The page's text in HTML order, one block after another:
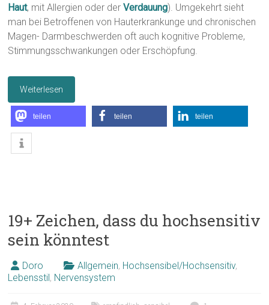
Haut, mit Allergien oder derVerdauung). Umgekehrt sieht
man bei Betroffenen von Hauterkrankunge und chronischen
Magen- Darmbeschwerden oft auch kognitive Probleme,
Stimmungsschwankungen oder Erschöpfung.
Weiterlesen
teilen teilen teilen
19+ Zeichen, dass du hochsensitiv
sein könntest
Doro Allgemein, Hochsensibel/Hochsensitiv,
Lebensstil , Nervensystem